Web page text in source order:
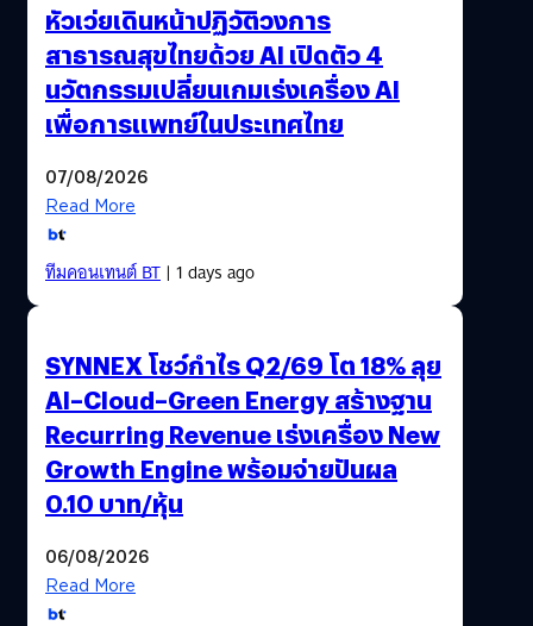
หัวเว่ยเดินหน้าปฏิวัติวงการ
สาธารณสุขไทยด้วย AI เปิดตัว 4
นวัตกรรมเปลี่ยนเกมเร่งเครื่อง AI
เพื่อการแพทย์ในประเทศไทย
07/08/2026
Read More
ทีมคอนเทนต์ BT| 1 days ago
SYNNEX โชว์กำไร Q2/69 โต 18% ลุย
AI–Cloud–Green Energy สร้างฐาน
Recurring Revenue เร่งเครื่อง New
Growth Engine พร้อมจ่ายปันผล
0.10 บาท/หุ้น
06/08/2026
Read More